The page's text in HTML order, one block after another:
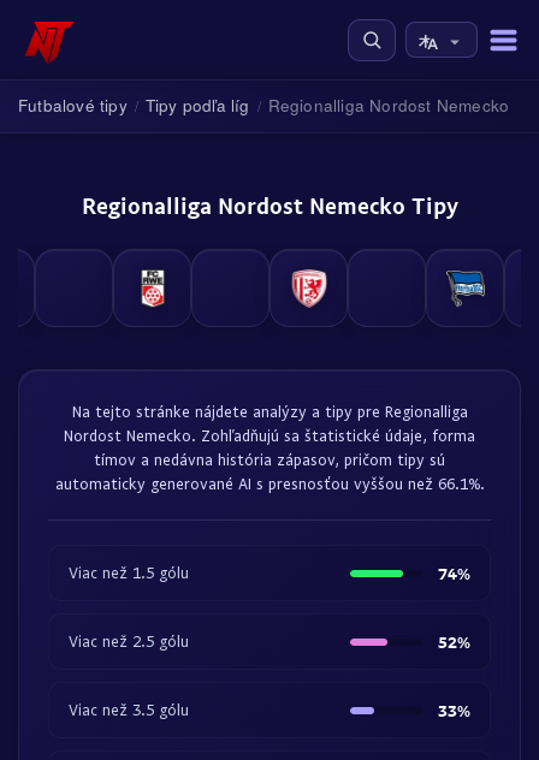
Futbalové tipy / Tipy podľa líg / Regionalliga Nordost Nemecko
Regionalliga Nordost Nemecko Tipy
Na tejto stránke nájdete analýzy a tipy pre Regionalliga
Nordost Nemecko. Zohľadňujú sa štatistické údaje, forma
tímov a nedávna história zápasov, pričom tipy sú
automaticky generované AI s presnosťou vyššou než 66.1%.
Viac než 1.5 gólu 74%
Viac než 2.5 gólu 52%
Viac než 3.5 gólu 33%